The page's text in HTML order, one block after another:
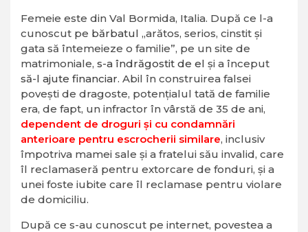
Femeie este din Val Bormida, Italia. După ce l-a
cunoscut pe bărbatul „arătos, serios, cinstit și
gata să întemeieze o familie”, pe un site de
matrimoniale, s-a îndrăgostit de el și a început
să-l ajute financiar. Abil în construirea falsei
povești de dragoste, potențialul tată de familie
era, de fapt, un infractor în vârstă de 35 de ani,
dependent de droguri și cu condamnări
anterioare pentru escrocherii similare, inclusiv
împotriva mamei sale și a fratelui său invalid, care
îl reclamaseră pentru extorcare de fonduri, și a
unei foste iubite care îl reclamase pentru violare
de domiciliu.
După ce s-au cunoscut pe internet, povestea a